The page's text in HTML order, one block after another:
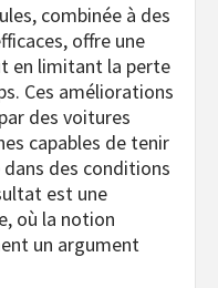
combinée à des
offre une
en limitant la perte
Ces améliorations
des voitures
capables de tenir
des conditions
est une
où la notion
un argument